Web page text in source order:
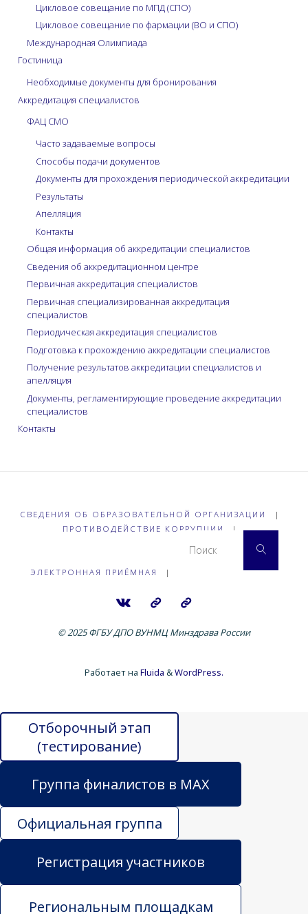
Цикловое совещание по МПД (СПО)
Цикловое совещание по фармации (ВО и СПО)
Международная Олимпиада
Гостиница
Необходимые документы для бронирования
Аккредитация специалистов
ФАЦ СМО
Часто задаваемые вопросы
Способы подачи документов
Документы для прохождения периодической аккредитации
Результаты
Апелляция
Контакты
Общая информация об аккредитации специалистов
Сведения об аккредитационном центре
Первичная аккредитация специалистов
Первичная специализированная аккредитация
специалистов
Периодическая аккредитация специалистов
Подготовка к прохождению аккредитации специалистов
Получение результатов аккредитации специалистов и
апелляция
Документы, регламентирующие проведение аккредитации
специалистов
Контакты
СВЕДЕНИЯ ОБ ОБРАЗОВАТЕЛЬНОЙ ОРГАНИЗАЦИИ
|
ПРОТИВОДЕЙСТВИЕ КОРРУПЦИИ
|
ЭЛЕКТРОННАЯ ПРИЁМНАЯ |
Поиск
© 2025 ФГБУ ДПО ВУНМЦ Минздрава России
Работает на Fluida &WordPress.
Отборочный этап
(тестирование)
Группа финалистов в MAX
Официальная группа
Регистрация участников
Региональным площадкам